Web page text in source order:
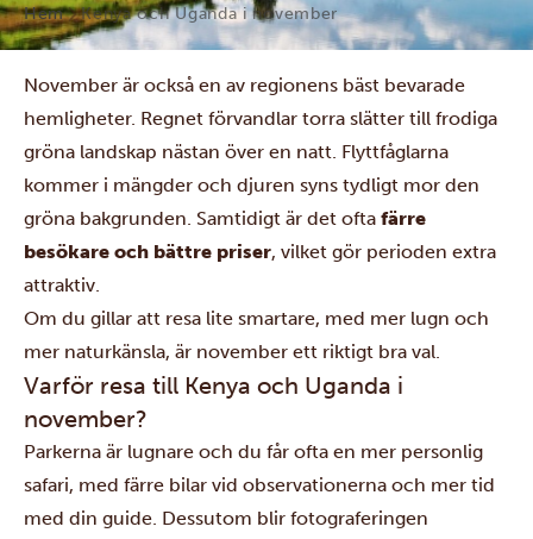
Hem Kenya och Uganda i november
November är också en av regionens bäst bevarade
hemligheter. Regnet förvandlar torra slätter till frodiga
gröna landskap nästan över en natt. Flyttfåglarna
kommer i mängder och djuren syns tydligt mor den
gröna bakgrunden. Samtidigt är det ofta färre
besökare och bättre priser, vilket gör perioden extra
attraktiv.
Om du gillar att resa lite smartare, med mer lugn och
mer naturkänsla, är november ett riktigt bra val.
Varför resa till Kenya och Uganda i
november?
Parkerna är lugnare och du får ofta en mer personlig
safari, med färre bilar vid observationerna och mer tid
med din guide. Dessutom blir fotograferingen